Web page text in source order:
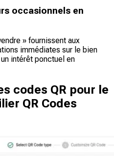
occasionnels en
» fournissent aux
immédiates sur le bien
intérêt ponctuel en
codes QR pour le
QR Codes